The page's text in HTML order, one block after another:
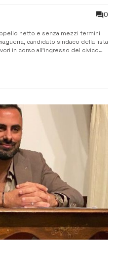
0
netto e senza mezzi termini
candidato sindaco della lista
in corso all’ingresso del civico
la visione dell’ingress...